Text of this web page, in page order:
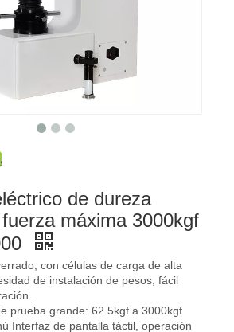
de dureza
máxima 3000kgf
con células de carga de alta
de instalación de pesos, fácil
prueba grande: 62.5kgf a 3000kgf
Interfaz de pantalla táctil, operación